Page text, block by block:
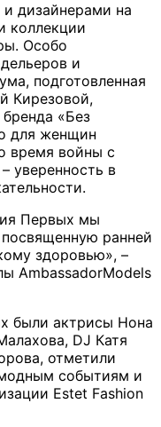
дизайнерами на
коллекции
Особо
и
подготовленная
Кирезовой,
«Без
для женщин
время войны с
уверенность в
Первых мы
ранней
здоровью», –
AmbassadorModels
были актрисы Нона
DJ Катя
отметили
событиям и
Estet Fashion